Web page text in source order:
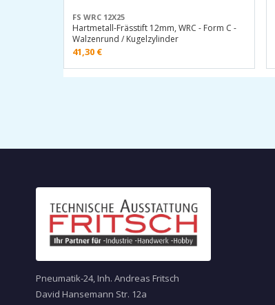
FS WRC 12X25
Hartmetall-Frässtift 12mm, WRC - Form C -
Walzenrund / Kugelzylinder
41,30 €
Pneumatik-24, Inh. Andreas Fritsch
David Hansemann Str. 12a